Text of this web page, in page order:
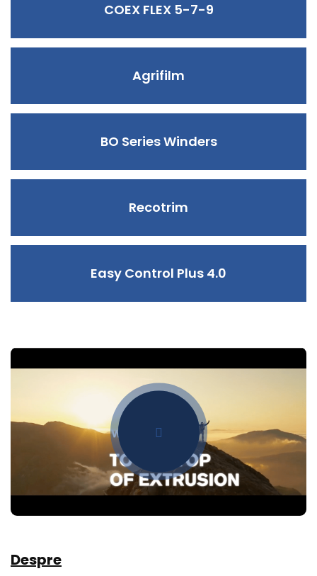
COEX FLEX 5-7-9
Agrifilm
BO Series Winders
Recotrim
Easy Control Plus 4.0
Despre